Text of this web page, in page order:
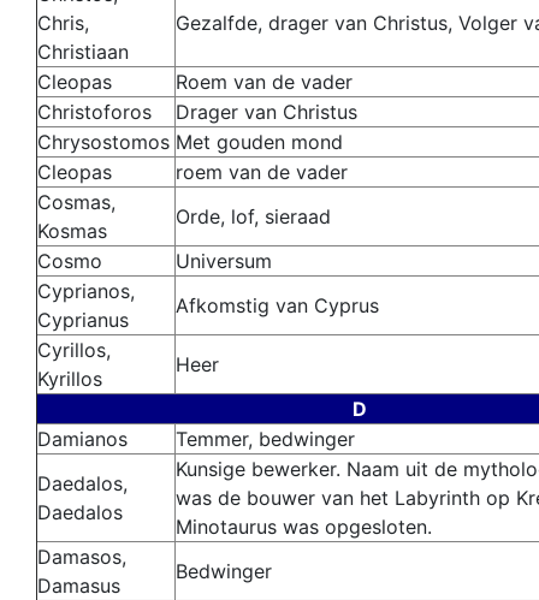
Chris,
Christiaan
Gezalfde, drager van Christus, Volger
Cleopas
Roem van de vader
Christoforos
Drager van Christus
Chrysostomos Met gouden mond
Cleopas
roem van de vader
Cosmas,
Kosmas
Orde, lof, sieraad
Cosmo
Universum
Cyprianos,
Cyprianus
Afkomstig van Cyprus
Cyrillos,
Kyrillos
Heer
D
Damianos
Temmer, bedwinger
Daedalos,
Daedalos
Kunsige bewerker. Naam uit de
was de bouwer van het Labyrinth op
Minotaurus was opgesloten.
Damasos,
Damasus
Bedwinger